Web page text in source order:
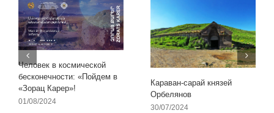
Человек в космической
бесконечности: «Пойдем в
«Зорац Карер»!
01/08/2024
Караван-сарай князей
Орбелянов
30/07/2024